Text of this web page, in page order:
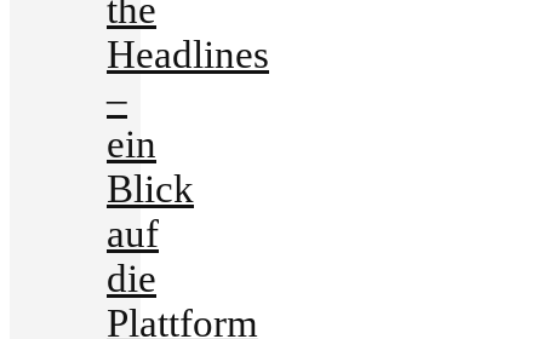
the
Headlines
–
ein
Blick
auf
die
Plattform